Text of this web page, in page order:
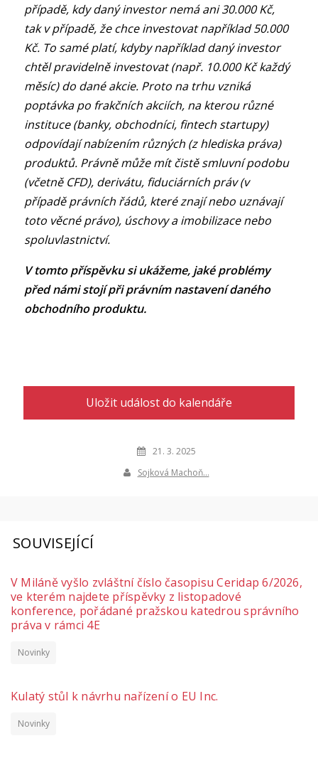
případě, kdy daný investor nemá ani 30.000 Kč,
tak v případě, že chce investovat například 50.000
Kč. To samé platí, kdyby například daný investor
chtěl pravidelně investovat (např. 10.000 Kč každý
měsíc) do dané akcie. Proto na trhu vzniká
poptávka po frakčních akciích, na kterou různé
instituce (banky, obchodníci, fintech startupy)
odpovídají nabízením různých (z hlediska práva)
produktů. Právně může mít čistě smluvní podobu
(včetně CFD), derivátu, fiduciárních práv (v
případě právních řádů, které znají nebo uznávají
toto věcné právo), úschovy a imobilizace nebo
spoluvlastnictví.
V tomto příspěvku si ukážeme, jaké problémy
před námi stojí při právním nastavení daného
obchodního produktu.
Uložit událost do kalendáře
21. 3. 2025
Sojková Machoň…
SOUVISEJÍCÍ
V Miláně vyšlo zvláštní číslo časopisu Ceridap 6/2026,
ve kterém najdete příspěvky z listopadové
konference, pořádané pražskou katedrou správního
práva v rámci 4E
Novinky
Kulatý stůl k návrhu nařízení o EU Inc.
Novinky